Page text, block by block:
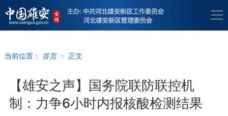
当前位置： 首页 > 正文
【雄安之声】国务院联防联控机
制：力争6小时内报核酸检测结果